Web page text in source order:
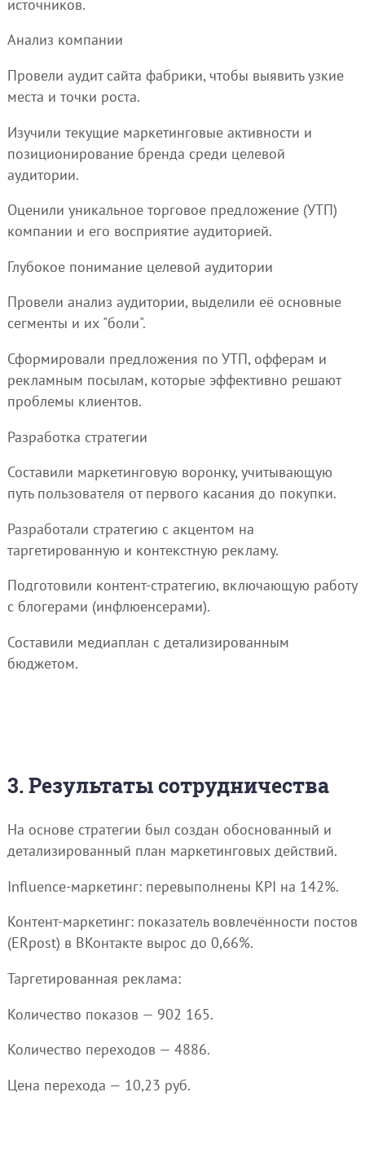
источников.
Анализ компании
Провели аудит сайта фабрики, чтобы выявить узкие
места и точки роста.
Изучили текущие маркетинговые активности и
позиционирование бренда среди целевой
аудитории.
Оценили уникальное торговое предложение (УТП)
компании и его восприятие аудиторией.
Глубокое понимание целевой аудитории
Провели анализ аудитории, выделили её основные
сегменты и их "боли".
Сформировали предложения по УТП, офферам и
рекламным посылам, которые эффективно решают
проблемы клиентов.
Разработка стратегии
Составили маркетинговую воронку, учитывающую
путь пользователя от первого касания до покупки.
Разработали стратегию с акцентом на
таргетированную и контекстную рекламу.
Подготовили контент-стратегию, включающую работу
с блогерами (инфлюенсерами).
Составили медиаплан с детализированным
бюджетом.
3. Результаты сотрудничества
На основе стратегии был создан обоснованный и
детализированный план маркетинговых действий.
Influence-маркетинг: перевыполнены KPI на 142%.
Контент-маркетинг: показатель вовлечённости постов
(ERpost) в ВКонтакте вырос до 0,66%.
Таргетированная реклама:
Количество показов — 902 165.
Количество переходов — 4886.
Цена перехода — 10,23 руб.